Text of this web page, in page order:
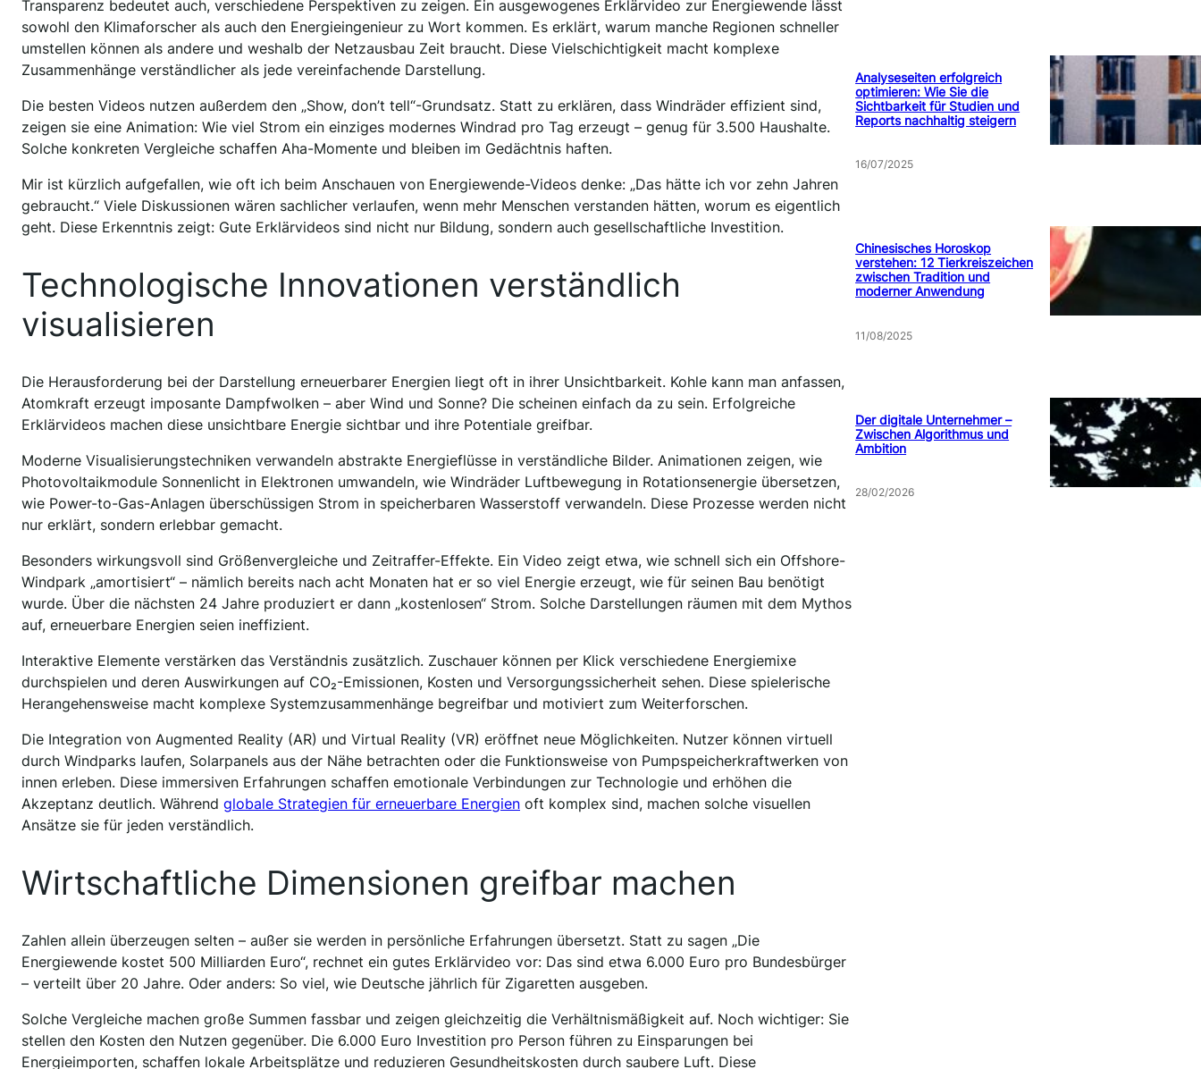
Transparenz bedeutet auch, verschiedene Perspektiven zu zeigen. Ein ausgewogenes Erklärvideo zur Energiewende lässt
sowohl den Klimaforscher als auch den Energieingenieur zu Wort kommen. Es erklärt, warum manche Regionen schneller
umstellen können als andere und weshalb der Netzausbau Zeit braucht. Diese Vielschichtigkeit macht komplexe
Zusammenhänge verständlicher als jede vereinfachende Darstellung.
Die besten Videos nutzen außerdem den „Show, don’t tell“-Grundsatz. Statt zu erklären, dass Windräder effizient sind,
zeigen sie eine Animation: Wie viel Strom ein einziges modernes Windrad pro Tag erzeugt – genug für 3.500 Haushalte.
Solche konkreten Vergleiche schaffen Aha-Momente und bleiben im Gedächtnis haften.
Mir ist kürzlich aufgefallen, wie oft ich beim Anschauen von Energiewende-Videos denke: „Das hätte ich vor zehn Jahren
gebraucht.“ Viele Diskussionen wären sachlicher verlaufen, wenn mehr Menschen verstanden hätten, worum es eigentlich
geht. Diese Erkenntnis zeigt: Gute Erklärvideos sind nicht nur Bildung, sondern auch gesellschaftliche Investition.
Technologische Innovationen verständlich
visualisieren
Die Herausforderung bei der Darstellung erneuerbarer Energien liegt oft in ihrer Unsichtbarkeit. Kohle kann man anfassen,
Atomkraft erzeugt imposante Dampfwolken – aber Wind und Sonne? Die scheinen einfach da zu sein. Erfolgreiche
Erklärvideos machen diese unsichtbare Energie sichtbar und ihre Potentiale greifbar.
Moderne Visualisierungstechniken verwandeln abstrakte Energieflüsse in verständliche Bilder. Animationen zeigen, wie
Photovoltaikmodule Sonnenlicht in Elektronen umwandeln, wie Windräder Luftbewegung in Rotationsenergie übersetzen,
wie Power-to-Gas-Anlagen überschüssigen Strom in speicherbaren Wasserstoff verwandeln. Diese Prozesse werden nicht
nur erklärt, sondern erlebbar gemacht.
Besonders wirkungsvoll sind Größenvergleiche und Zeitraffer-Effekte. Ein Video zeigt etwa, wie schnell sich ein Offshore-
Windpark „amortisiert“ – nämlich bereits nach acht Monaten hat er so viel Energie erzeugt, wie für seinen Bau benötigt
wurde. Über die nächsten 24 Jahre produziert er dann „kostenlosen“ Strom. Solche Darstellungen räumen mit dem Mythos
auf, erneuerbare Energien seien ineffizient.
Interaktive Elemente verstärken das Verständnis zusätzlich. Zuschauer können per Klick verschiedene Energiemixe
durchspielen und deren Auswirkungen auf CO₂-Emissionen, Kosten und Versorgungssicherheit sehen. Diese spielerische
Herangehensweise macht komplexe Systemzusammenhänge begreifbar und motiviert zum Weiterforschen.
Die Integration von Augmented Reality (AR) und Virtual Reality (VR) eröffnet neue Möglichkeiten. Nutzer können virtuell
durch Windparks laufen, Solarpanels aus der Nähe betrachten oder die Funktionsweise von Pumpspeicherkraftwerken von
innen erleben. Diese immersiven Erfahrungen schaffen emotionale Verbindungen zur Technologie und erhöhen die
Akzeptanz deutlich. Während globale Strategien für erneuerbare Energien oft komplex sind, machen solche visuellen
Ansätze sie für jeden verständlich.
Wirtschaftliche Dimensionen greifbar machen
Zahlen allein überzeugen selten – außer sie werden in persönliche Erfahrungen übersetzt. Statt zu sagen „Die
Energiewende kostet 500 Milliarden Euro“, rechnet ein gutes Erklärvideo vor: Das sind etwa 6.000 Euro pro Bundesbürger
– verteilt über 20 Jahre. Oder anders: So viel, wie Deutsche jährlich für Zigaretten ausgeben.
Solche Vergleiche machen große Summen fassbar und zeigen gleichzeitig die Verhältnismäßigkeit auf. Noch wichtiger: Sie
stellen den Kosten den Nutzen gegenüber. Die 6.000 Euro Investition pro Person führen zu Einsparungen bei
Energieimporten, schaffen lokale Arbeitsplätze und reduzieren Gesundheitskosten durch saubere Luft. Diese
Analyseseiten erfolgreich
optimieren: Wie Sie die
Sichtbarkeit für Studien und
Reports nachhaltig steigern
16/07/2025
Chinesisches Horoskop
verstehen: 12 Tierkreiszeichen
zwischen Tradition und
moderner Anwendung
11/08/2025
Der digitale Unternehmer –
Zwischen Algorithmus und
Ambition
28/02/2026